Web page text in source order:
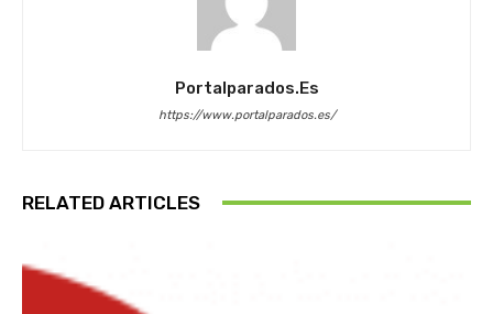
Portalparados.es
https://www.portalparados.es/
RELATED ARTICLES